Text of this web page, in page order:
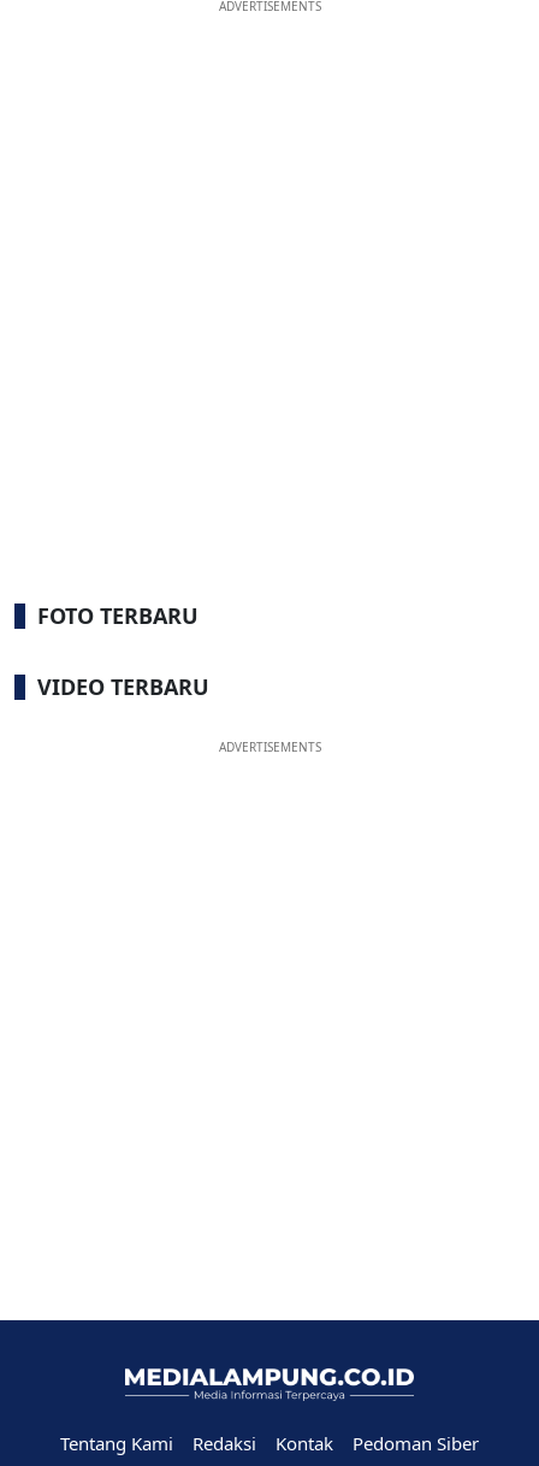
ADVERTISEMENTS
FOTO TERBARU
VIDEO TERBARU
ADVERTISEMENTS
Tentang Kami Redaksi Kontak Pedoman Siber